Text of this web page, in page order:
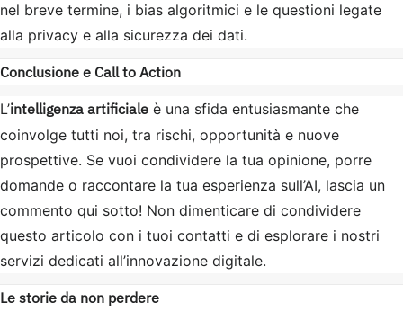
nel breve termine, i bias algoritmici e le questioni legate
alla privacy e alla sicurezza dei dati.
Conclusione e Call to Action
L’intelligenza artificiale è una sfida entusiasmante che
coinvolge tutti noi, tra rischi, opportunità e nuove
prospettive. Se vuoi condividere la tua opinione, porre
domande o raccontare la tua esperienza sull’AI, lascia un
commento qui sotto! Non dimenticare di condividere
questo articolo con i tuoi contatti e di esplorare i nostri
servizi dedicati all’innovazione digitale.
Le storie da non perdere